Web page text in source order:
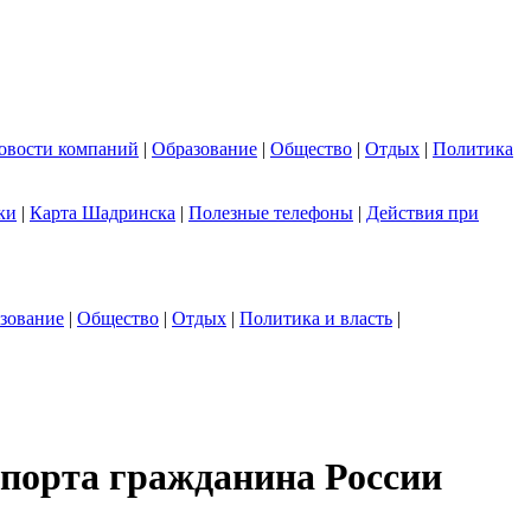
компаний | Образование | Общество | Отдых | Политика
| Карта Шадринска | Полезные телефоны | Действия при
| Общество | Отдых | Политика и власть |
гражданина России